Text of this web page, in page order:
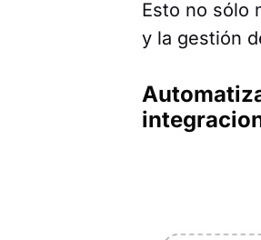
Esto no sólo
y la gestión